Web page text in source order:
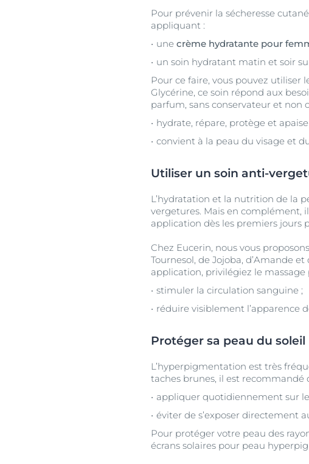
Pour prévenir la sécheresse
appliquant :
une crème hydratante pour
un soin hydratant matin et soir
Pour ce faire, vous pouvez utiliser
Glycérine, ce soin répond aux
parfum, sans conservateur et non
hydrate, répare, protège et
convient à la peau du visage et
Utiliser un soin anti-
L’hydratation et la nutrition de la
vergetures. Mais en complément,
application dès les premiers jours
Chez Eucerin, nous vous
Tournesol, de Jojoba, d’Amande
application, privilégiez le massage
stimuler la circulation sanguine ;
réduire visiblement l’apparence
Protéger sa peau du soleil
L’hyperpigmentation est très
taches brunes, il est recommandé
appliquer quotidiennement sur le
éviter de s’exposer directement
Pour protéger votre peau des
écrans solaires pour peau